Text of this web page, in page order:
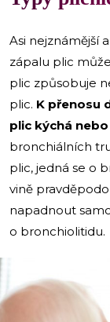
Asi nejznámější
zápalu plic
plic způsobuje
plic. K přenosu
plic kýchá
bronchiálních
plic, jedná se o
vině
napadnout
o bronchiolitidu.